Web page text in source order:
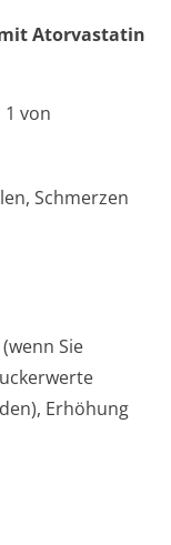
Atorvastatin
von
Schmerzen
Sie
Erhöhung